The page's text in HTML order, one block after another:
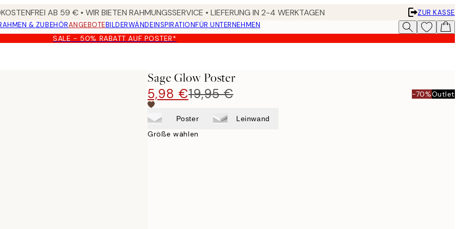
AB 59 € • WIR BIETEN RAHMUNGSSERVICE • LIEFERUNG IN 2-4 WERKTAGEN
ZUR KASSE
& ZUBEHÖRANGEBOTEBILDERWÄNDEINSPIRATIONFÜR UNTERNEHMEN
SALE - 50% RABATT AUF POSTER*
Sage Glow Poster
5,98 €19,95 € -70%Outlet
Poster Leinwand
Größe wählen